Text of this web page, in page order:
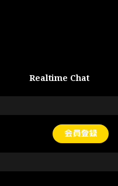
Realtime Chat
会員登録